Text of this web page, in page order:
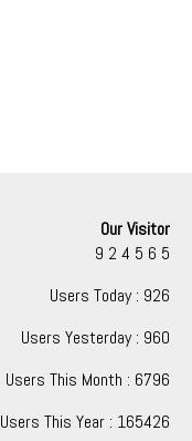
Our Visitor
9 2 4 5 6 5
Users Today : 926
Users Yesterday : 960
Users This Month : 6796
Users This Year : 165426